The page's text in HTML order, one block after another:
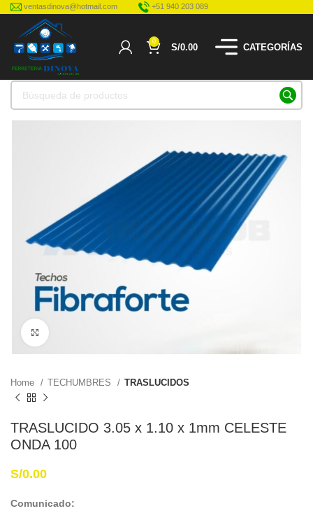
ventasdinova@hotmail.com +51 940 203 089
0
S/0.00 CATEGORÍAS
Home TECHUMBRES TRASLUCIDOS
TRASLUCIDO 3.05 x 1.10 x 1mm CELESTE
ONDA 100
S/0.00
Comunicado: